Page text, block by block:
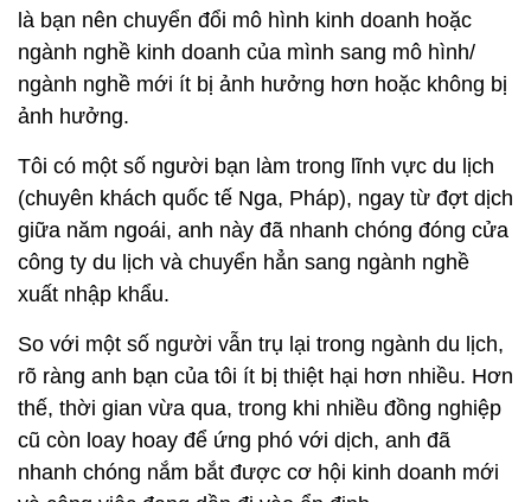
là bạn nên chuyển đổi mô hình kinh doanh hoặc
ngành nghề kinh doanh của mình sang mô hình/
ngành nghề mới ít bị ảnh hưởng hơn hoặc không bị
ảnh hưởng.
Tôi có một số người bạn làm trong lĩnh vực du lịch
(chuyên khách quốc tế Nga, Pháp), ngay từ đợt dịch
giữa năm ngoái, anh này đã nhanh chóng đóng cửa
công ty du lịch và chuyển hẳn sang ngành nghề
xuất nhập khẩu.
So với một số người vẫn trụ lại trong ngành du lịch,
rõ ràng anh bạn của tôi ít bị thiệt hại hơn nhiều. Hơn
thế, thời gian vừa qua, trong khi nhiều đồng nghiệp
cũ còn loay hoay để ứng phó với dịch, anh đã
nhanh chóng nắm bắt được cơ hội kinh doanh mới